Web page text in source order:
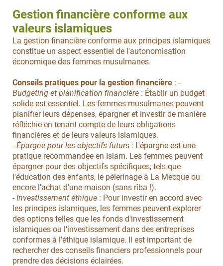
Gestion financière conforme aux
valeurs islamiques
La gestion financière conforme aux principes islamiques
constitue un aspect essentiel de l'autonomisation
économique des femmes musulmanes.
Conseils pratiques pour la gestion financière : -
Budgeting et planification financière : Établir un budget
solide est essentiel. Les femmes musulmanes peuvent
planifier leurs dépenses, épargner et investir de manière
réfléchie en tenant compte de leurs obligations
financières et de leurs valeurs islamiques.
- Épargne pour les objectifs futurs : L'épargne est une
pratique recommandée en Islam. Les femmes peuvent
épargner pour des objectifs spécifiques, tels que
l'éducation des enfants, le pèlerinage à La Mecque ou
encore l'achat d'une maison (sans rîba !).
-Investissement éthique : Pour investir en accord avec
les principes islamiques, les femmes peuvent explorer
des options telles que les fonds d'investissement
islamiques ou l'investissement dans des entreprises
conformes à l'éthique islamique. Il est important de
rechercher des conseils financiers professionnels pour
prendre des décisions éclairées.